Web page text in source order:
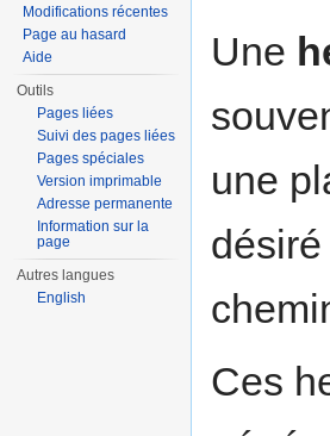
Une
une
Ces
Modifications récentes
Page au hasard
Aide
Outils
Pages liées
Suivi des pages liées
Pages spéciales
Version imprimable
Adresse permanente
Information sur la
page
Autres langues
English